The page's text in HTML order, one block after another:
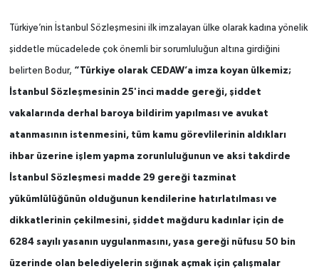
Türkiye’nin İstanbul Sözleşmesini ilk imzalayan ülke olarak kadına yönelik
şiddetle mücadelede çok önemli bir sorumluluğun altına girdiğini
belirten Bodur, “Türkiye olarak CEDAW’a imza koyan ülkemiz;
İstanbul Sözleşmesinin 25'inci madde gereği, şiddet
vakalarında derhal baroya bildirim yapılması ve avukat
atanmasının istenmesini, tüm kamu görevlilerinin aldıkları
ihbar üzerine işlem yapma zorunluluğunun ve aksi takdirde
İstanbul Sözleşmesi madde 29 gereği tazminat
yükümlülüğünün olduğunun kendilerine hatırlatılması ve
dikkatlerinin çekilmesini, şiddet mağduru kadınlar için de
6284 sayılı yasanın uygulanmasını, yasa gereği nüfusu 50 bin
üzerinde olan belediyelerin sığınak açmak için çalışmalar